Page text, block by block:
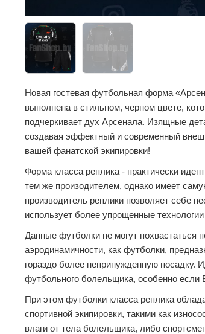
Новая гостевая футбольная форма
выполнена в стильном, черном цвете,
подчеркивает дух Арсенала. Изящные
создавая эффектный и современный
вашей фанатской экипировки!
Форма класса реплика - практически
тем же произодителем, однако имеет
производитель реплики позволяет себе
использует более упрощенные
Данные футболки не могут похвастаться
аэродинамичности, как футболки,
гораздо более непринужденную посадку.
футбольного болельщика, особенно
При этом футболки класса реплика
спортивной экипировки, такими как
влаги от тела болельщика, либо